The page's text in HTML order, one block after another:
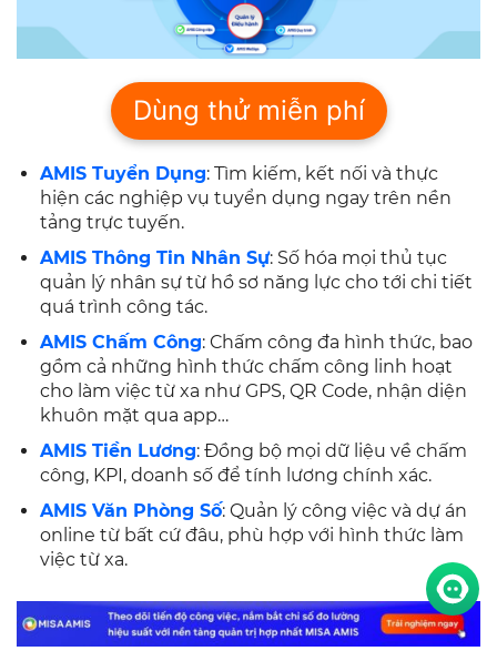
Dùng thử miễn phí
AMIS Tuyển Dụng: Tìm kiếm, kết nối và thực
hiện các nghiệp vụ tuyển dụng ngay trên nền
tảng trực tuyến.
AMIS Thông Tin Nhân Sự: Số hóa mọi thủ tục
quản lý nhân sự từ hồ sơ năng lực cho tới chi tiết
quá trình công tác.
AMIS Chấm Công: Chấm công đa hình thức, bao
gồm cả những hình thức chấm công linh hoạt
cho làm việc từ xa như GPS, QR Code, nhận diện
khuôn mặt qua app…
AMIS Tiền Lương: Đồng bộ mọi dữ liệu về chấm
công, KPI, doanh số để tính lương chính xác.
AMIS Văn Phòng Số: Quản lý công việc và dự án
online từ bất cứ đâu, phù hợp với hình thức làm
việc từ xa.